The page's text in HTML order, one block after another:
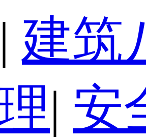
| 建筑
| 安